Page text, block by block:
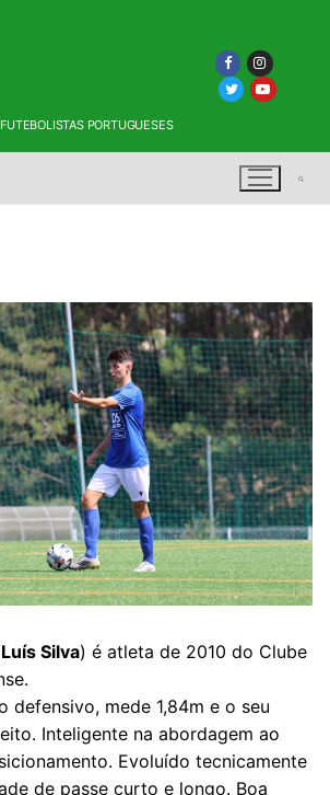
PORTUGUESES
Luís Silva) é atleta de 2010 do Clube
defensivo, mede 1,84m e o seu
Inteligente na abordagem ao
Evoluído tecnicamente
de passe curto e longo. Boa